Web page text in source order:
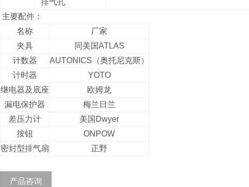
排气孔
主要配件：
名称
厂家
夹具
同美国ATLAS
计数器
AUTONICS（奥托尼克斯）
计时器
YOTO
继电器及底座
欧姆龙
漏电保护器
梅兰日兰
差压力计
美国Dwyer
按钮
ONPOW
密封型排气扇
正野
产品咨询